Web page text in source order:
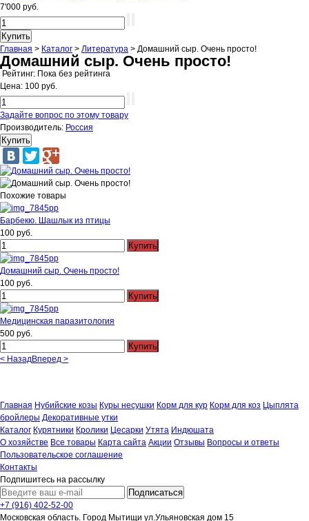
7'000 руб.
Главная > Каталог > Литература > Домашний сыр. Очень просто!
Домашний сыр. Очень просто!
Рейтинг: Пока без рейтинга
Цена: 100 руб.
Задайте вопрос по этому товару
Производитель: Россия
Похожие товары
Барбекю. Шашлык из птицы
100 руб.
Домашний сыр. Очень просто!
100 руб.
Медицинская паразитология
500 руб.
< НазадВперед >
Главная Нубийские козы Куры несушки Корм для кур Корм для коз Цыплята
бройлеры Декоративные утки
Каталог Курятники Кролики Цесарки Утята Индюшата
О хозяйстве Все товары Карта сайта Акции Отзывы Вопросы и ответы
Пользовательское соглашение
Контакты
Подпишитесь на рассылку
+7 (916) 402-52-00
Московская область. Город Мытищи ул.Ульяновская дом 15